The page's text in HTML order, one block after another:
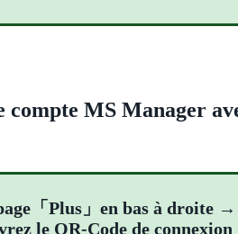
compte MS Manager
「Plus」en bas à
le QR-Code de connexion